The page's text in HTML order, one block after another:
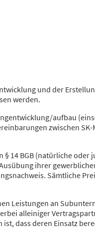
und der
werden.
aufbau
zwischen
§ 14 BGB (natürliche oder
ihrer
Sämtliche
Leistungen an
alleiniger
dass deren Einsatz